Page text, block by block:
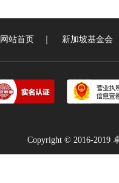
网站首页｜ 新加坡基金会
Copyright © 2016-2019